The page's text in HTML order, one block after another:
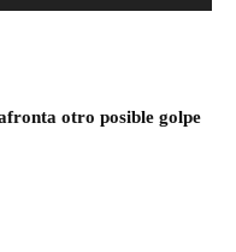
otro posible golpe